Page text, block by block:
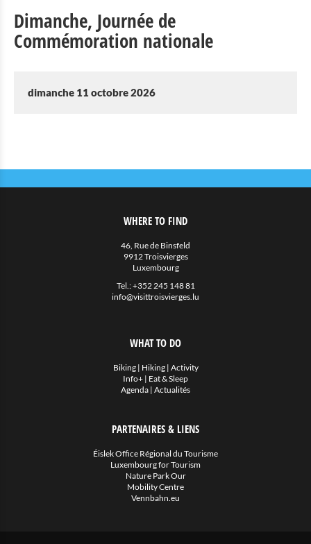
Attractions touristiques
Culture & musées
Location de Vélo
Activités intérieures
Dimanche, Journée de
Commémoration nationale
dimanche 11 octobre 2026
WHERE TO FIND
46, Rue de Binsfeld
9912 Troisvierges
Luxembourg
Tel.:+352 245 148 81
info@visittroisvierges.lu
WHAT TO DO
Biking| Hiking| Activity
Info+ | Eat & Sleep
Agenda | Actualités
PARTENAIRES & LIENS
Éislek Office Régional du Tourisme
Luxembourg for Tourism
Nature Park Our
Mobility Centre
Vennbahn.eu